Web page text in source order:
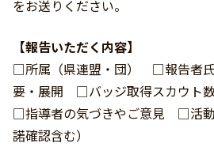
をお送りください。
【報告いただく内容】
□所属（県連盟・団） □報告
要・展開 □バッジ取得スカウ
□指導者の気づきやご意見 □活動
諾確認含む）